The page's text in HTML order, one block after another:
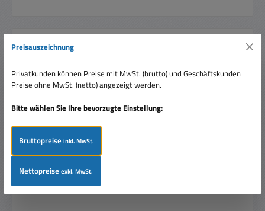
%Rabatt
Preisauszeichnung
Privatkunden können Preise mit MwSt. (brutto) und Geschäftskunden
Preise ohne MwSt. (netto) angezeigt werden.
Bitte wählen Sie Ihre bevorzugte Einstellung:
Bruttopreiseinkl. MwSt.
Nettopreiseexkl. MwSt.